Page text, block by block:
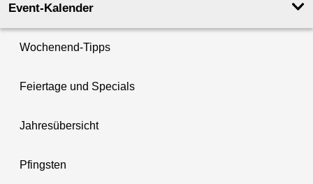
Event-Kalender
Wochenend-Tipps
Feiertage und Specials
Jahresübersicht
Pfingsten